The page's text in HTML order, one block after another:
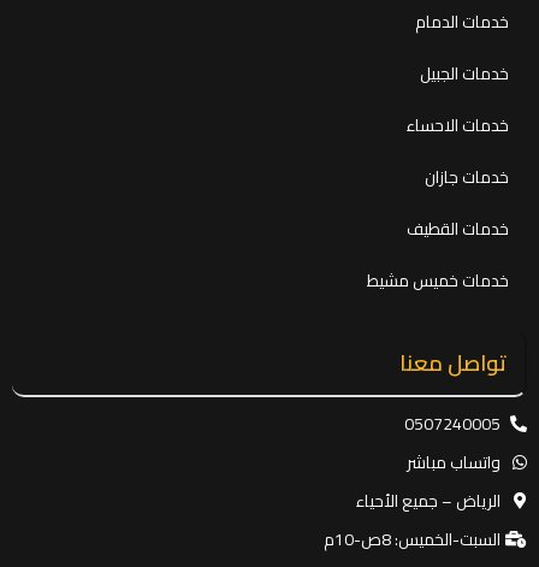
خدمات الدمام
خدمات الجبيل
خدمات الاحساء
خدمات جازان
خدمات القطيف
خدمات خميس مشيط
تواصل معنا
0507240005
واتساب مباشر
الرياض – جميع الأحياء
السبت-الخميس: 8ص-10م